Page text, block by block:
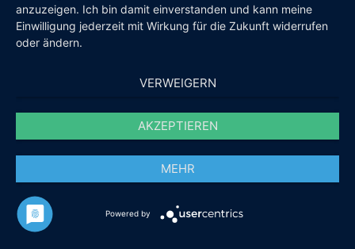
anzuzeigen. Ich bin damit einverstanden und kann meine
Einwilligung jederzeit mit Wirkung für die Zukunft widerrufen
oder ändern.
VERWEIGERN
AKZEPTIEREN
MEHR
Powered by